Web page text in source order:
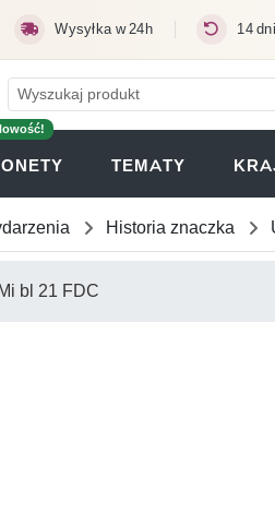
Wysyłka w 24h 14
(OTWIERA SIĘ W
TEMATY
Historia znaczka